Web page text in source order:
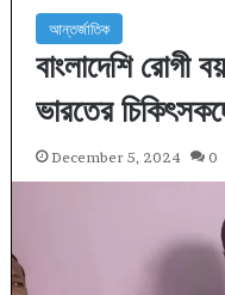
আন্তর্জাতিক
বাংলাদেশি রোগী
ভারতের
December 5, 2024 0